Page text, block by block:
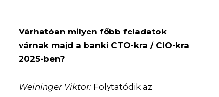
Várhatóan milyen főbb feladatok
várnak majd a banki CTO-kra / CIO-kra
2025-ben?
Weininger Viktor: Folytatódik az